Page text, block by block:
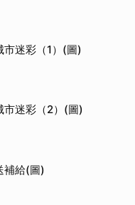
市迷彩（1）(圖)
市迷彩（2）(圖)
補給(圖)